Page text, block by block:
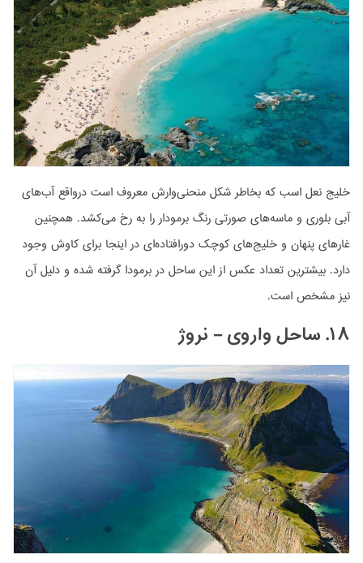
خلیج نعل اسب که بخاطر شکل منحنی‌وارش معروف است درواقع آب‌های
آبی بلوری و ماسه‌های صورتی رنگ برمودار را به رخ می‌کشد. همچنین
غارهای پنهان و خلیج‌های کوچک دورافتاده‌ای در اینجا برای کاوش وجود
دارد. بیشترین تعداد عکس از این ساحل در برمودا گرفته شده و دلیل آن
نیز مشخص است.
۱۸. ساحل واروی – نروژ